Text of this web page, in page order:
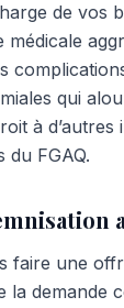
de vos
qui
à d’autres
du FGAQ.
faire une
la demande